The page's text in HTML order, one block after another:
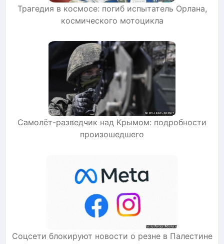
Трагедия в космосе: погиб испытатель Орлана,
космического мотоцикла
Самолёт-разведчик над Крымом: подробности
произошедшего
Соцсети блокируют новости о резне в Палестине